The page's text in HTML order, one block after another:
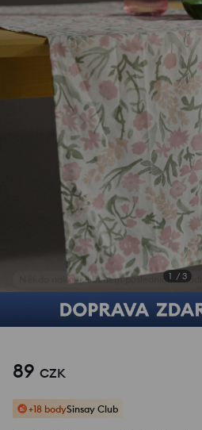
1 / 3
89 CZK
+18 bodySinsay Club